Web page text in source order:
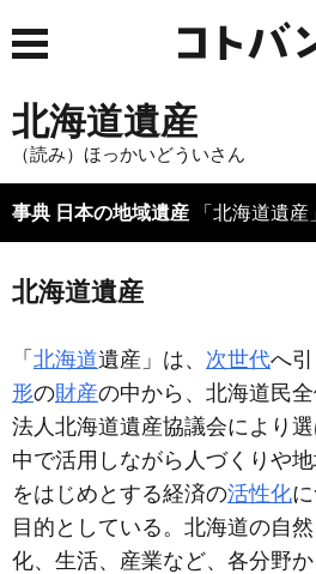
北海道遺産
（読み）ほっかいどういさん
事典 日本の地域遺産 「北海道遺産
北海道遺産
「 北海道遺産」は、 次世代へ
形の財産の中から、北海道民
法人北海道遺産協議会により
中で活用しながら人づくりや
をはじめとする経済の活性化
目的としている。北海道の自
化、生活、産業など、各分野